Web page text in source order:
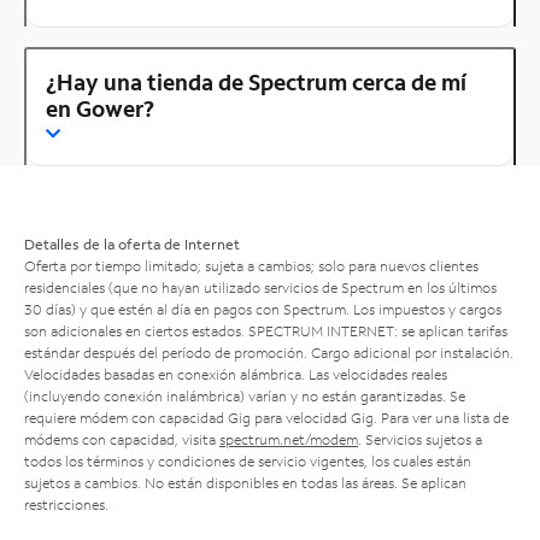
¿Hay una tienda de Spectrum cerca de mí
en Gower?
Detalles de la oferta de Internet
Oferta por tiempo limitado; sujeta a cambios; solo para nuevos clientes
residenciales (que no hayan utilizado servicios de Spectrum en los últimos
30 días) y que estén al día en pagos con Spectrum. Los impuestos y cargos
son adicionales en ciertos estados. SPECTRUM INTERNET: se aplican tarifas
estándar después del período de promoción. Cargo adicional por instalación.
Velocidades basadas en conexión alámbrica. Las velocidades reales
(incluyendo conexión inalámbrica) varían y no están garantizadas. Se
requiere módem con capacidad Gig para velocidad Gig. Para ver una lista de
módems con capacidad, visita spectrum.net/modem . Servicios sujetos a
todos los términos y condiciones de servicio vigentes, los cuales están
sujetos a cambios. No están disponibles en todas las áreas. Se aplican
restricciones.